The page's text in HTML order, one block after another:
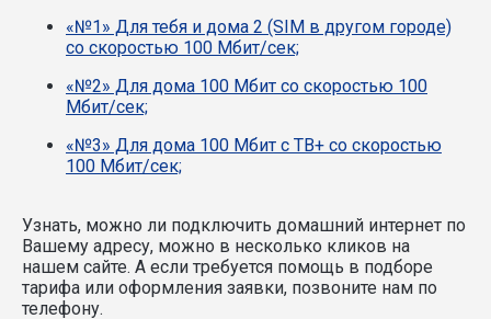
«№1» Для тебя и дома 2 (SIM в другом городе)
со скоростью 100 Мбит/сек;
«№2» Для дома 100 Мбит со скоростью 100
Мбит/сек;
«№3» Для дома 100 Мбит с ТВ+ со скоростью
100 Мбит/сек;
Узнать, можно ли подключить домашний интернет по
Вашему адресу, можно в несколько кликов на
нашем сайте. А если требуется помощь в подборе
тарифа или оформления заявки, позвоните нам по
телефону.